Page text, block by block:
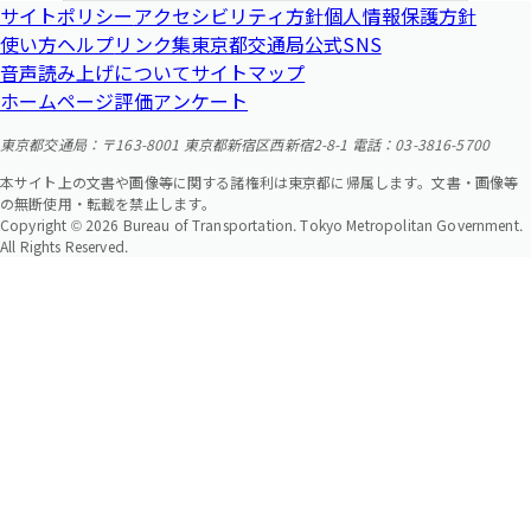
サイトポリシーアクセシビリティ方針個人情報保護方針
使い方ヘルプリンク集東京都交通局公式SNS
音声読み上げについてサイトマップ
ホームページ評価アンケート
東京都交通局：〒163-8001 東京都新宿区西新宿2-8-1 電話：03-3816-5700
本サイト上の文書や画像等に関する諸権利は東京都に帰属します。文書・画像等
の無断使用・転載を禁止します。
Copyright © 2026 Bureau of Transportation. Tokyo Metropolitan Government.
All Rights Reserved.